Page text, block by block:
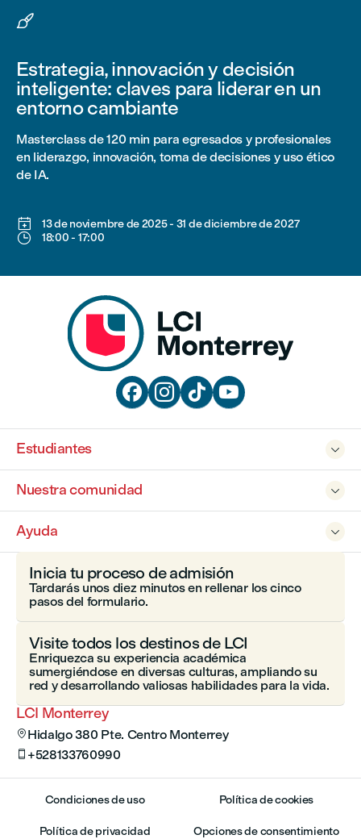

Estrategia, innovación y decisión
inteligente: claves para liderar en un
entorno cambiante
Masterclass de 120 min para egresados y profesionales
en liderazgo, innovación, toma de decisiones y uso ético
de IA.
 13 de noviembre de 2025- 31 de diciembre de 2027
 18:00- 17:00
   

Estudiantes

Nuestra comunidad

Ayuda
LCI Monterrey
 Hidalgo 380 Pte. Centro Monterrey
 +528133760990
Inicia tu proceso de admisión
Tardarás unos diez minutos en rellenar los cinco
pasos del formulario.
Visite todos los destinos de LCI
Enriquezca su experiencia académica
sumergiéndose en diversas culturas, ampliando su
red y desarrollando valiosas habilidades para la vida.
Condiciones de uso Política de cookies
Política de privacidad Opciones de consentimiento